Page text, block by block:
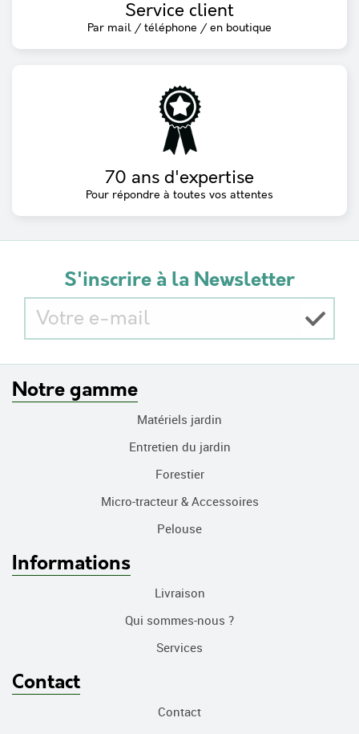
Service client
Par mail / téléphone / en boutique
70 ans d'expertise
Pour répondre à toutes vos attentes
S'inscrire à la Newsletter
Notre gamme
Matériels jardin
Entretien du jardin
Forestier
Micro-tracteur & Accessoires
Pelouse
Informations
Livraison
Qui sommes-nous ?
Services
Contact
Contact